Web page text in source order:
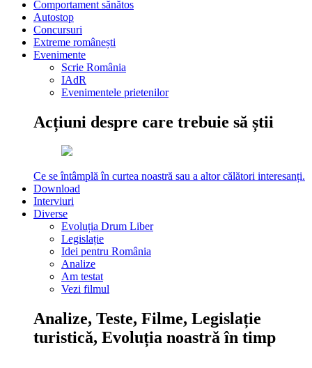
Comportament sănătos
Autostop
Concursuri
Extreme românești
Evenimente
Scrie România
IAdR
Evenimentele prietenilor
Acțiuni despre care trebuie să știi
Ce se întâmplă în curtea noastră sau a altor călători interesanți.
Download
Interviuri
Diverse
Evoluția Drum Liber
Legislație
Idei pentru România
Analize
Am testat
Vezi filmul
Analize, Teste, Filme, Legislație
turistică, Evoluția noastră în timp